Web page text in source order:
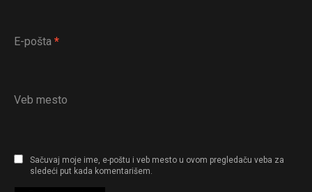
E-pošta *
Veb mesto
Sačuvaj moje ime, e-poštu i veb mesto u ovom pregledaču veba za
sledeći put kada komentarišem.